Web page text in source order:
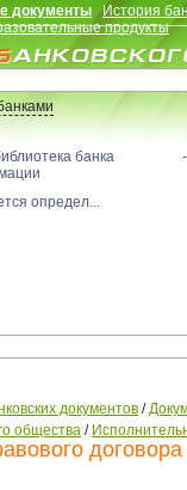
документы История
продукты
банка - 24
определ...
документов /
общества /